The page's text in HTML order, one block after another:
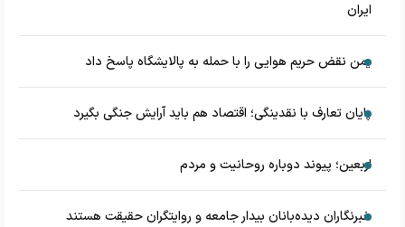
ایران
یمن نقض حریم هوایی را با حمله به پالایشگاه پاسخ داد
پایان تعارف با نقدینگی؛ اقتصاد هم باید آرایش جنگی بگیرد
اربعین؛ پیوند دوباره روحانیت و مردم
خبرنگاران دیده‌بانان بیدار جامعه و روایتگران حقیقت هستند